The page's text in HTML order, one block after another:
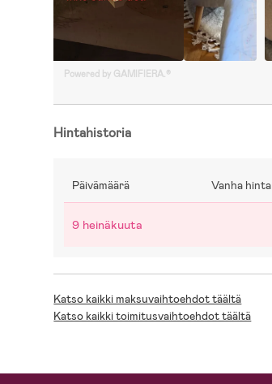
Powered by GAMIFIERA.®
Hintahistoria
Päivämäärä Vanha hinta
9 heinäkuuta
Katso kaikki maksuvaihtoehdot täältä
Katso kaikki toimitusvaihtoehdot täältä